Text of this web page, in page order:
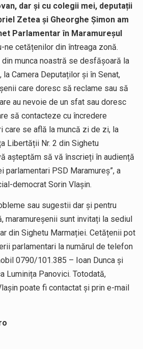
dar și cu colegii mei, deputații
Zetea și Gheorghe Șimon am
Parlamentar în Maramureșul
ne cetățenilor din întreaga zonă.
din munca noastră se desfășoară la
la Camera Deputaților și în Senat,
care doresc să reclame sau să
au nevoie de un sfat sau doresc
să contacteze cu încredere
care se află la muncă zi de zi, la
Libertății Nr. 2 din Sighetu
așteptăm să vă înscrieți în audiență
parlamentari PSD Maramureș”, a
democrat Sorin Vlașin.
sau sugestii dar și pentru
maramureșenii sunt invitați la sediul
din Sighetu Marmației. Cetățenii pot
parlamentari la numărul de telefon
0790/101.385 – Ioan Dunca și
Luminița Panovici. Totodată,
poate fi contactat și prin e-mail